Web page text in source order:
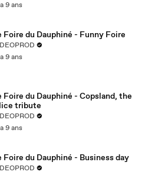
9 ans
Foire du Dauphiné - Funny Foire
9 ans
Foire du Dauphiné - Copsland, the
tribute
9 ans
Foire du Dauphiné - Business day